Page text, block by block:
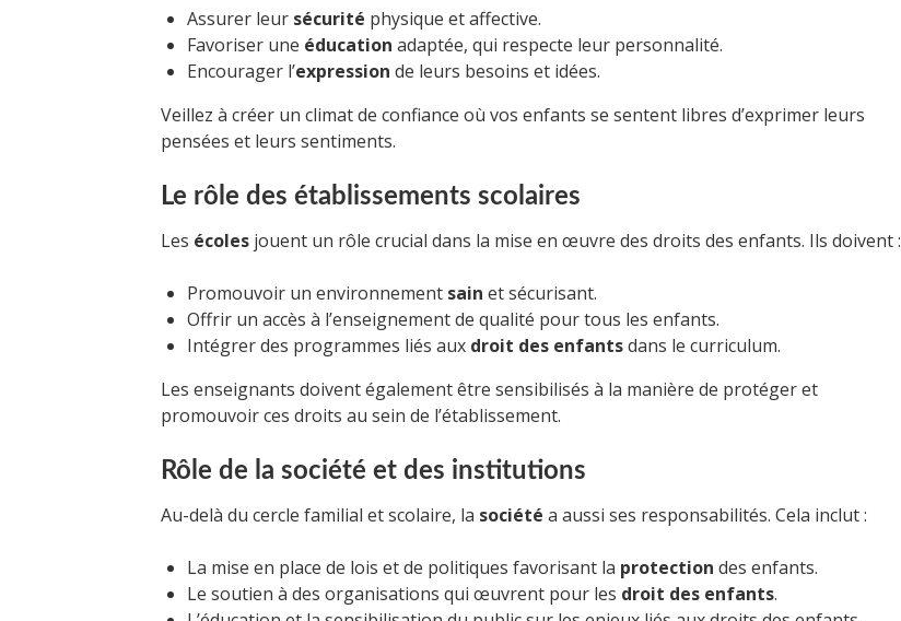
Assurer leur sécurité physique et affective.
Favoriser une éducation adaptée, qui respecte leur personnalité.
Encourager l’expression de leurs besoins et idées.
Veillez à créer un climat de confiance où vos enfants se sentent libres d’exprimer leurs
pensées et leurs sentiments.
Le rôle des établissements scolaires
Les écoles jouent un rôle crucial dans la mise en œuvre des droits des enfants. Ils doivent :
Promouvoir un environnement sain et sécurisant.
Offrir un accès à l’enseignement de qualité pour tous les enfants.
Intégrer des programmes liés aux droit des enfantsdans le curriculum.
Les enseignants doivent également être sensibilisés à la manière de protéger et
promouvoir ces droits au sein de l’établissement.
Rôle de la société et des institutions
Au-delà du cercle familial et scolaire, la société a aussi ses responsabilités. Cela inclut :
La mise en place de lois et de politiques favorisant la protection des enfants.
Le soutien à des organisations qui œuvrent pour les droit des enfants.